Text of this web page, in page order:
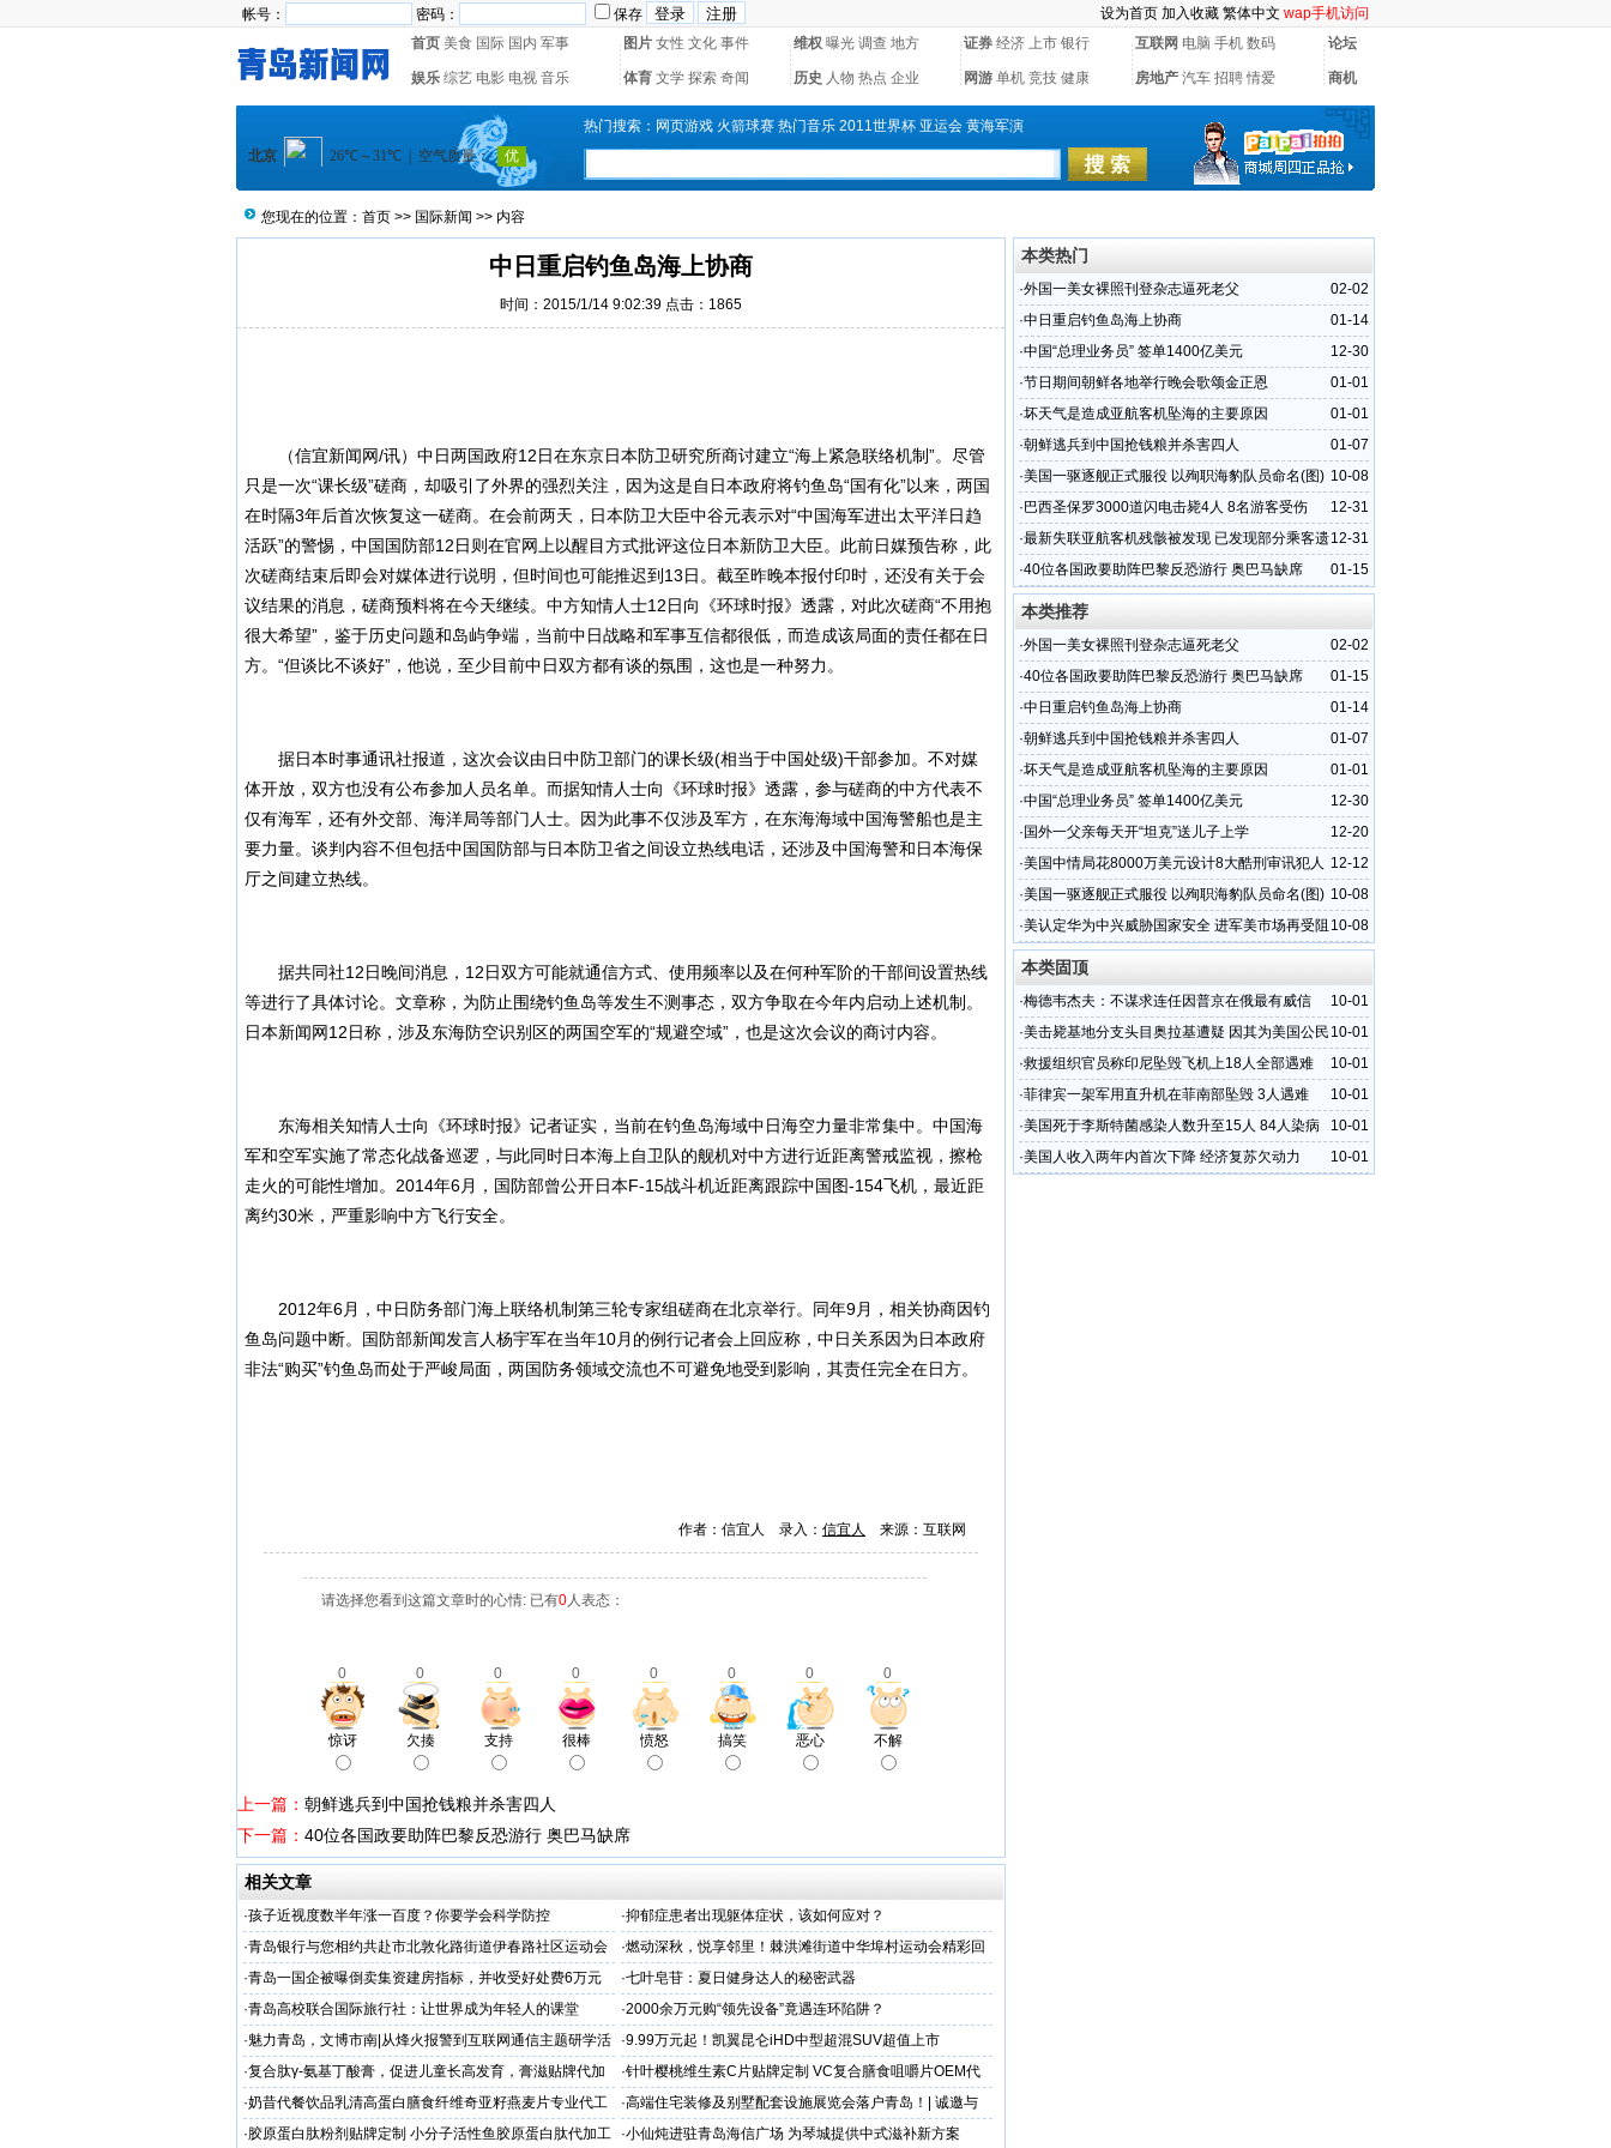
帐号： 密码： 保存 设为首页 加入收藏 繁体中文 wap手机访问
首页 美食 国际 国内 军事 图片 女性 文化 事件 维权 曝光 调查 地方 证券 经济 上市 银行 互联网 电脑 手机 数码 论坛
娱乐 综艺 电影 电视 音乐 体育 文学 探索 奇闻 历史 人物 热点 企业 网游 单机 竞技 健康 房地产 汽车 招聘 情爱 商机
热门搜索： 网页游戏 火箭球赛 热门音乐 2011世界杯 亚运会 黄海军演
您现在的位置： 首页 >> 国际新闻 >> 内容
中日重启钓鱼岛海上协商
时间：2015/1/14 9:02:39 点击：1865
（信宜新闻网/讯）中日两国政府12日在东京日本防卫研究所商讨建立“海上紧急联络机制”。尽管
只是一次“课长级”磋商，却吸引了外界的强烈关注，因为这是自日本政府将钓鱼岛“国有化”以来，两国
在时隔3年后首次恢复这一磋商。在会前两天，日本防卫大臣中谷元表示对“中国海军进出太平洋日趋
活跃”的警惕，中国国防部12日则在官网上以醒目方式批评这位日本新防卫大臣。此前日媒预告称，此
次磋商结束后即会对媒体进行说明，但时间也可能推迟到13日。截至昨晚本报付印时，还没有关于会
议结果的消息，磋商预料将在今天继续。中方知情人士12日向《环球时报》透露，对此次磋商“不用抱
很大希望”，鉴于历史问题和岛屿争端，当前中日战略和军事互信都很低，而造成该局面的责任都在日
方。“但谈比不谈好”，他说，至少目前中日双方都有谈的氛围，这也是一种努力。
据日本时事通讯社报道，这次会议由日中防卫部门的课长级(相当于中国处级)干部参加。不对媒
体开放，双方也没有公布参加人员名单。而据知情人士向《环球时报》透露，参与磋商的中方代表不
仅有海军，还有外交部、海洋局等部门人士。因为此事不仅涉及军方，在东海海域中国海警船也是主
要力量。谈判内容不但包括中国国防部与日本防卫省之间设立热线电话，还涉及中国海警和日本海保
厅之间建立热线。
据共同社12日晚间消息，12日双方可能就通信方式、使用频率以及在何种军阶的干部间设置热线
等进行了具体讨论。文章称，为防止围绕钓鱼岛等发生不测事态，双方争取在今年内启动上述机制。
日本新闻网12日称，涉及东海防空识别区的两国空军的“规避空域”，也是这次会议的商讨内容。
东海相关知情人士向《环球时报》记者证实，当前在钓鱼岛海域中日海空力量非常集中。中国海
军和空军实施了常态化战备巡逻，与此同时日本海上自卫队的舰机对中方进行近距离警戒监视，擦枪
走火的可能性增加。2014年6月，国防部曾公开日本F-15战斗机近距离跟踪中国图-154飞机，最近距
离约30米，严重影响中方飞行安全。
2012年6月，中日防务部门海上联络机制第三轮专家组磋商在北京举行。同年9月，相关协商因钓
鱼岛问题中断。国防部新闻发言人杨宇军在当年10月的例行记者会上回应称，中日关系因为日本政府
非法“购买”钓鱼岛而处于严峻局面，两国防务领域交流也不可避免地受到影响，其责任完全在日方。
作者：信宜人 录入： 信宜人 来源：互联网
请选择您看到这篇文章时的心情: 已有0人表态：
0 0 0 0 0 0 0 0
惊讶 欠揍 支持 很棒 愤怒 搞笑 恶心 不解
上一篇： 朝鲜逃兵到中国抢钱粮并杀害四人
下一篇： 40位各国政要助阵巴黎反恐游行 奥巴马缺席
相关文章
·孩子近视度数半年涨一百度？你要学会科学防控 ·抑郁症患者出现躯体症状，该如何应对？
·青岛银行与您相约共赴市北敦化路街道伊春路社区运动会 ·燃动深秋，悦享邻里！棘洪滩街道中华埠村运动会精彩回
顾暖心上映
·青岛一国企被曝倒卖集资建房指标，并收受好处费6万元 ·七叶皂苷：夏日健身达人的秘密武器
·​青岛高校联合国际旅行社：让世界成为年轻人的课堂 ·2000余万元购“领先设备”竟遇连环陷阱？
·魅力青岛，文博市南|从烽火报警到互联网通信主题研学活
动精彩掠影
·9.99万元起！凯翼昆仑iHD中型超混SUV超值上市
·复合肽γ-氨基丁酸膏，促进儿童长高发育，膏滋贴牌代加
工厂家
·针叶樱桃维生素C片贴牌定制 VC复合膳食咀嚼片OEM代
加工
·奶昔代餐饮品乳清高蛋白膳食纤维奇亚籽燕麦片专业代工
厂家
·高端住宅装修及别墅配套设施展览会落户青岛！| 诚邀与
会，共谋商机
·胶原蛋白肽粉剂贴牌定制 小分子活性鱼胶原蛋白肽代加工 ·小仙炖进驻青岛海信广场 为琴城提供中式滋补新方案
本类热门
02-02
·外国一美女裸照刊登杂志逼死老父
01-14
·中日重启钓鱼岛海上协商
12-30
·中国“总理业务员” 签单1400亿美元
01-01
·节日期间朝鲜各地举行晚会歌颂金正恩
01-01
·坏天气是造成亚航客机坠海的主要原因
01-07
·朝鲜逃兵到中国抢钱粮并杀害四人
10-08
·美国一驱逐舰正式服役 以殉职海豹队员命名(图)
12-31
· 巴西圣保罗3000道闪电击毙4人 8名游客受伤
12-31
·最新失联亚航客机残骸被发现 已发现部分乘客遗
体
01-15
·40位各国政要助阵巴黎反恐游行 奥巴马缺席
本类推荐
02-02
·外国一美女裸照刊登杂志逼死老父
01-15
·40位各国政要助阵巴黎反恐游行 奥巴马缺席
01-14
·中日重启钓鱼岛海上协商
01-07
·朝鲜逃兵到中国抢钱粮并杀害四人
01-01
·坏天气是造成亚航客机坠海的主要原因
12-30
·中国“总理业务员” 签单1400亿美元
12-20
· 国外一父亲每天开“坦克”送儿子上学
12-12
·美国中情局花8000万美元设计8大酷刑审讯犯人
10-08
·美国一驱逐舰正式服役 以殉职海豹队员命名(图)
10-08
·美认定华为中兴威胁国家安全 进军美市场再受阻
本类固顶
10-01
·梅德韦杰夫：不谋求连任因普京在俄最有威信
10-01
·美击毙基地分支头目奥拉基遭疑 因其为美国公民
10-01
·救援组织官员称印尼坠毁飞机上18人全部遇难
10-01
·菲律宾一架军用直升机在菲南部坠毁 3人遇难
10-01
·美国死于李斯特菌感染人数升至15人 84人染病
10-01
·美国人收入两年内首次下降 经济复苏欠动力